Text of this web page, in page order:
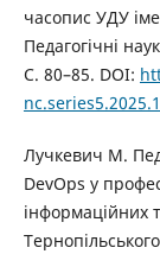
часопис УДУ
Педагогічні
С. 80–85. DOI:
Лучкевич М.
DevOps у
інформаційних